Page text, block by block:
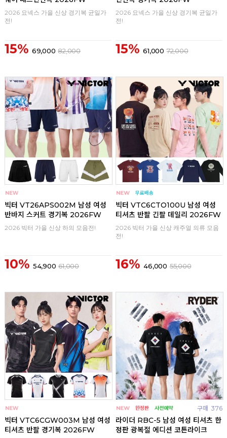
2026 요넥스 가을 신상 경기복 균일가
전!
15% 69,000 82,000
2026 요넥스 가을 신상 경기복 균일가
전!
15% 61,000 72,000
빅터 VT26APS002M 남성 여성
반바지 스커트 경기복 2026FW
2026 빅터 가을 신상 하의 모음전!
10% 54,900 61,000
빅터 VTC6CTO100U 남성 여성
티셔츠 반팔 긴팔 데일리 2026FW
2026 빅터 가을 신상 캐주얼 의류 모음
전!
16% 46,000 55,000
빅터 VTC6CGW003M 남성 여성
티셔츠 반팔 경기복 2026FW
구매 376
라이더 RBC-5 남성 여성 티셔츠 한
정판 광복절 에디션 코튼라이크